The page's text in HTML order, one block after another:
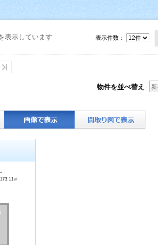
表示しています 表示件数：
物件を並べ替え
-
173.11㎡